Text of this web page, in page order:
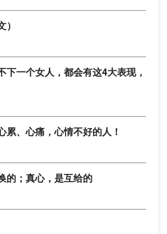
下一个女人，都会有这4大表现，
累、心痛，心情不好的人！
的；真心，是互给的